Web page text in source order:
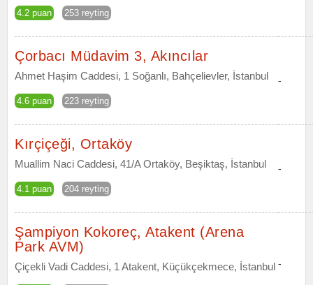
4.2 puan 253 reyting
Çorbacı Müdavim 3, Akıncılar
Ahmet Haşim Caddesi, 1 Soğanlı, Bahçelievler, İstanbul
4.6 puan 223 reyting
-
Kırçiçeği, Ortaköy
Muallim Naci Caddesi, 41/A Ortaköy, Beşiktaş, İstanbul
4.1 puan 204 reyting
-
Şampiyon Kokoreç, Atakent (Arena
Park AVM)
Çiçekli Vadi Caddesi, 1 Atakent, Küçükçekmece, İstanbul -